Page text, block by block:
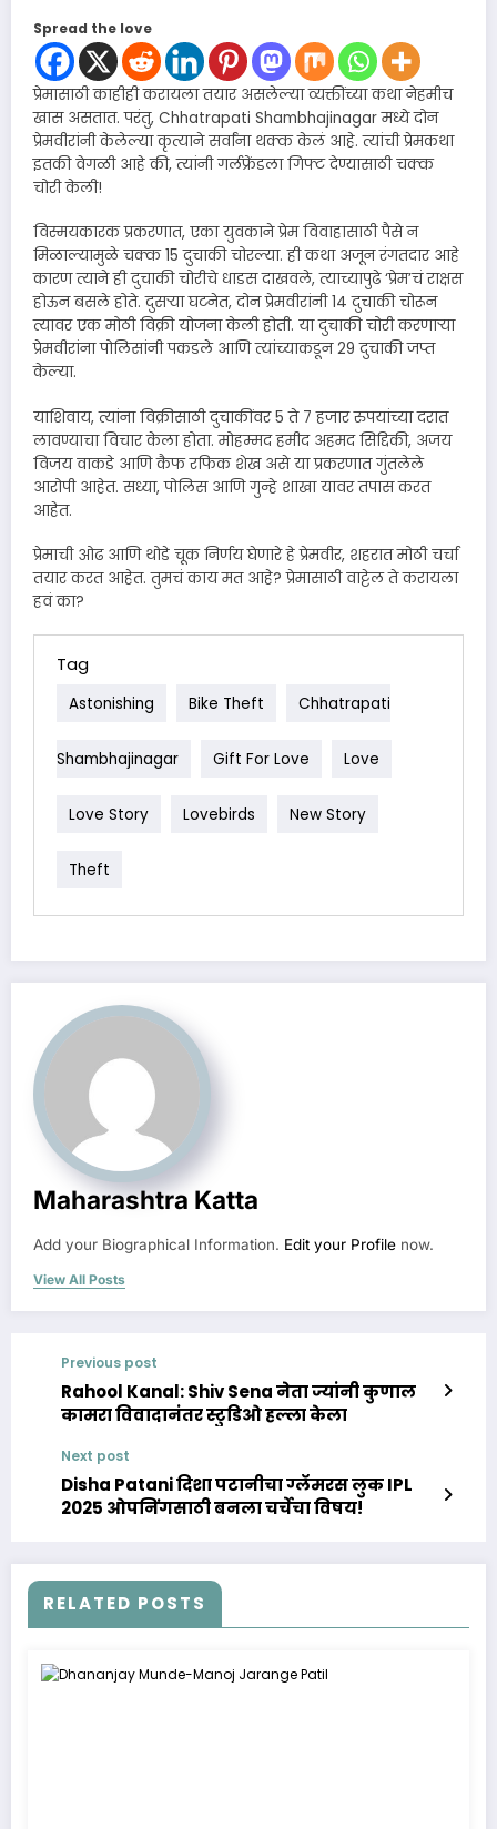
Spread the love
प्रेमासाठी काहीही करायला तयार असलेल्या व्यक्तींच्या कथा नेहमीच
खास असतात. परंतु, Chhatrapati Shambhajinagar मध्ये दोन
प्रेमवीरांनी केलेल्या कृत्याने सर्वांना थक्क केलं आहे. त्यांची प्रेमकथा
इतकी वेगळी आहे की, त्यांनी गर्लफ्रेंडला गिफ्ट देण्यासाठी चक्क
चोरी केली!
विस्मयकारक प्रकरणात, एका युवकाने प्रेम विवाहासाठी पैसे न
मिळाल्यामुळे चक्क 15 दुचाकी चोरल्या. ही कथा अजून रंगतदार आहे
कारण त्याने ही दुचाकी चोरीचे धाडस दाखवले, त्याच्यापुढे ‘प्रेम’चं राक्षस
होऊन बसले होते. दुसऱ्या घटनेत, दोन प्रेमवीरांनी 14 दुचाकी चोरून
त्यावर एक मोठी विक्री योजना केली होती. या दुचाकी चोरी करणाऱ्या
प्रेमवीरांना पोलिसांनी पकडले आणि त्यांच्याकडून 29 दुचाकी जप्त
केल्या.
याशिवाय, त्यांना विक्रीसाठी दुचाकींवर 5 ते 7 हजार रुपयांच्या दरात
लावण्याचा विचार केला होता. मोहम्मद हमीद अहमद सिद्दिकी, अजय
विजय वाकडे आणि कैफ रफिक शेख असे या प्रकरणात गुंतलेले
आरोपी आहेत. सध्या, पोलिस आणि गुन्हे शाखा यावर तपास करत
आहेत.
प्रेमाची ओढ आणि थोडे चूक निर्णय घेणारे हे प्रेमवीर, शहरात मोठी चर्चा
तयार करत आहेत. तुमचं काय मत आहे? प्रेमासाठी वाट्टेल ते करायला
हवं का?
Tag
Astonishing Bike Theft Chhatrapati
Shambhajinagar Gift For Love Love
Love Story Lovebirds New Story
Theft
Maharashtra Katta
Add your Biographical Information. Edit your Profile now.
View All Posts
Previous post
Rahool Kanal: Shiv Sena नेता ज्यांनी कुणाल
कामरा विवादानंतर स्टुडिओ हल्ला केला
Next post
Disha Patani दिशा पटानीचा ग्लॅमरस लुक IPL
2025 ओपनिंगसाठी बनला चर्चेचा विषय!
RELATED POSTS